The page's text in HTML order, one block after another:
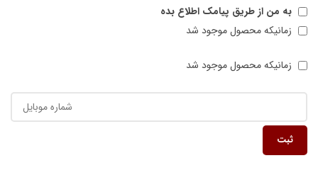
به من از طریق پیامک اطلاع بده
زمانیکه محصول موجود شد
زمانیکه محصول موجود شد
ثبت